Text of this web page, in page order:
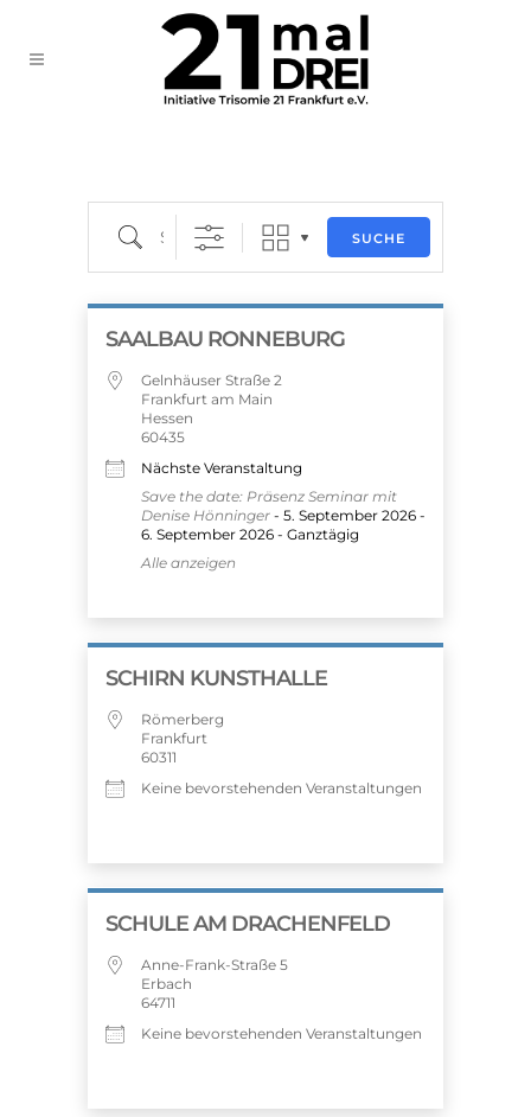
Suche SUCHE
SAALBAU RONNEBURG
Gelnhäuser Straße 2
Frankfurt am Main
Hessen
60435
Nächste Veranstaltung
Save the date: Präsenz Seminar mit
Denise Hönninger - 5. September 2026 -
6. September 2026 - Ganztägig
Alle anzeigen
SCHIRN KUNSTHALLE
Römerberg
Frankfurt
60311
Keine bevorstehenden Veranstaltungen
SCHULE AM DRACHENFELD
Anne-Frank-Straße 5
Erbach
64711
Keine bevorstehenden Veranstaltungen